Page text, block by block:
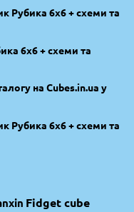
Рубика 6х6 + схеми та
6х6 + схеми та
на Cubes.in.ua у
Рубика 6х6 + схеми та
Fidget cube